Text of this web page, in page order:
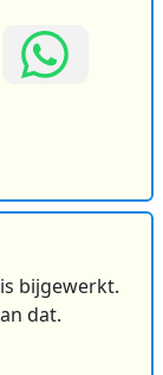
bijgewerkt.
dat.